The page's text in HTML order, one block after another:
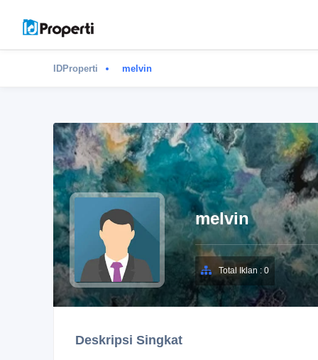
IDProperti melvin
melvin
Total Iklan : 0
Deskripsi Singkat